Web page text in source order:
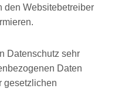
den Websitebetreiber
Datenschutz sehr
Daten
gesetzlichen